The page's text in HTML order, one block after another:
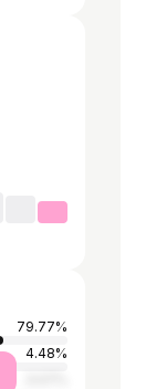
79.77%
4.48%